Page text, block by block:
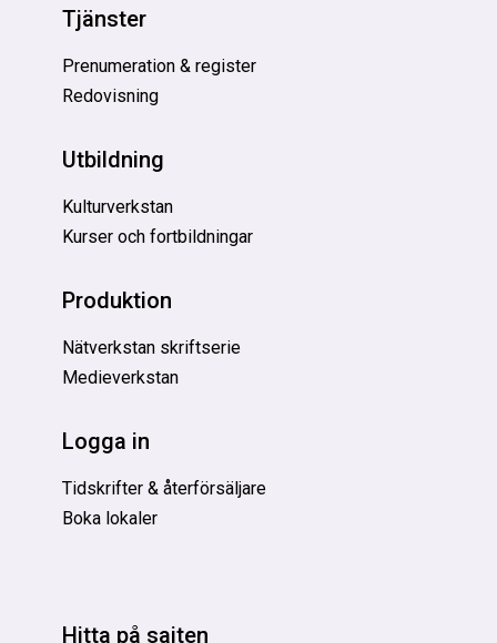
Tjänster
Prenumeration & register
Redovisning
Utbildning
Kulturverkstan
Kurser och fortbildningar
Produktion
Nätverkstan skriftserie
Medieverkstan
Logga in
Tidskrifter & återförsäljare
Boka lokaler
Hitta på sajten